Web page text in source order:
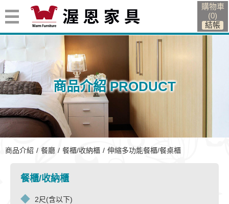
購物車
(0)
伸縮多功能餐櫃/餐桌櫃
商品介紹 PRODUCT
商品介紹 餐廳 餐櫃/收納櫃 伸縮多功能餐櫃/餐桌櫃
餐櫃/收納櫃
2尺(含以下)